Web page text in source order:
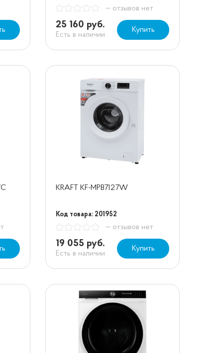
— отзывов нет
25 160 руб.
Есть в наличии
Купить
KRAFT KF-MPB7127W
Код товара: 201952
— отзывов нет
19 055 руб.
Есть в наличии
Купить